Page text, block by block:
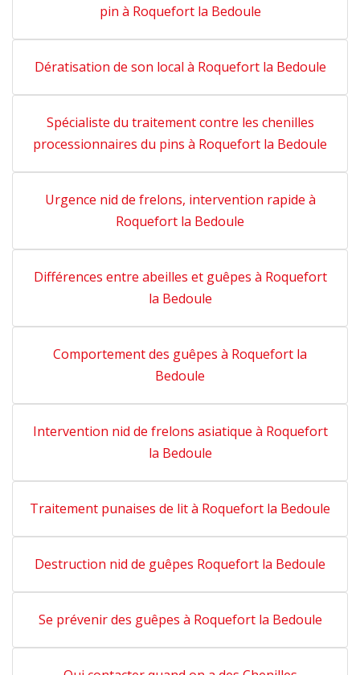
pin à Roquefort la Bedoule
Dératisation de son local à Roquefort la Bedoule
Spécialiste du traitement contre les chenilles
processionnaires du pins à Roquefort la Bedoule
Urgence nid de frelons, intervention rapide à
Roquefort la Bedoule
Différences entre abeilles et guêpes à Roquefort
la Bedoule
Comportement des guêpes à Roquefort la
Bedoule
Intervention nid de frelons asiatique à Roquefort
la Bedoule
Traitement punaises de lit à Roquefort la Bedoule
Destruction nid de guêpes Roquefort la Bedoule
Se prévenir des guêpes à Roquefort la Bedoule